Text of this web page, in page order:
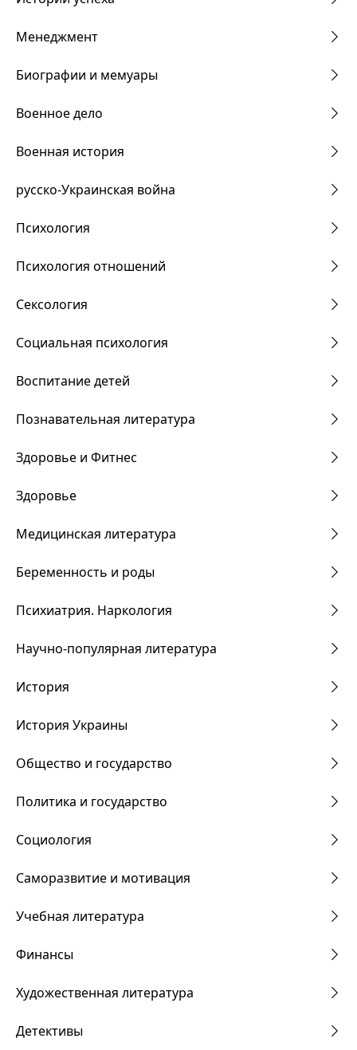
Менеджмент
Биографии и мемуары
Военное дело
Военная история
русско-Украинская война
Психология
Психология отношений
Сексология
Социальная психология
Воспитание детей
Познавательная литература
Здоровье и Фитнес
Здоровье
Медицинская литература
Беременность и роды
Психиатрия. Наркология
Научно-популярная литература
История
История Украины
Общество и государство
Политика и государство
Социология
Саморазвитие и мотивация
Учебная литература
Финансы
Художественная литература
Детективы